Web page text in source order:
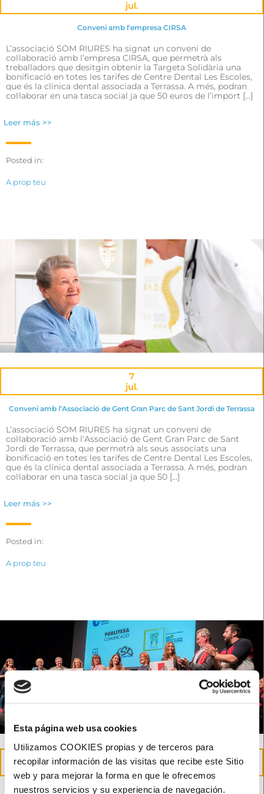
Esta página web usa cookies
Utilizamos COOKIES propias y de terceros para
recopilar información de las visitas que recibe este Sitio
web y para mejorar la forma en que le ofrecemos
nuestros servicios y su experiencia de navegación.
jul.
Conveni amb l’empresa CIRSA
L’associació SOM RIURES ha signat un conveni de
col·laboració amb l’empresa CIRSA, que permetrà als
treballadors que desitgin obtenir la Targeta Solidària una
bonificació en totes les tarifes de Centre Dental Les Escoles,
que és la clínica dental associada a Terrassa. A més, podran
col·laborar en una tasca social ja que 50 euros de l’import […]
Leer más >>
Posted in:
A prop teu
7
jul.
Conveni amb l’Associació de Gent Gran Parc de Sant Jordi de Terrassa
L’associació SOM RIURES ha signat un conveni de
col·laboració amb l’Associació de Gent Gran Parc de Sant
Jordi de Terrassa, que permetrà als seus associats una
bonificació en totes les tarifes de Centre Dental Les Escoles,
que és la clínica dental associada a Terrassa. A més, podran
col·laborar en una tasca social ja que 50 […]
Leer más >>
Posted in:
A prop teu
23
maig
Reconeixement de Creu Roja a la nostra tasca social